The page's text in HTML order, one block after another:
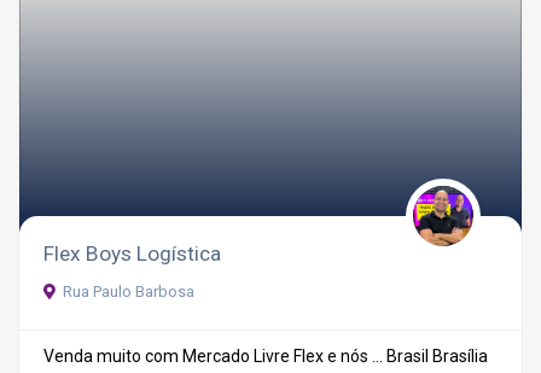
Flex Boys Logística
Rua Paulo Barbosa
Venda muito com Mercado Livre Flex e nós ... Brasil Brasília